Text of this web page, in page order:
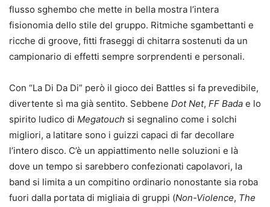
flusso sghembo che mette in bella mostra l’intera
fisionomia dello stile del gruppo. Ritmiche sgambettanti e
ricche di groove, fitti fraseggi di chitarra sostenuti da un
campionario di effetti sempre sorprendenti e personali.
Con “La Di Da Di” però il gioco dei Battles si fa prevedibile,
divertente sì ma già sentito. Sebbene Dot Net, FF Bada e lo
spirito ludico di Megatouch si segnalino come i solchi
migliori, a latitare sono i guizzi capaci di far decollare
l’intero disco. C’è un appiattimento nelle soluzioni e là
dove un tempo si sarebbero confezionati capolavori, la
band si limita a un compitino ordinario nonostante sia roba
fuori dalla portata di migliaia di gruppi (Non-Violence, The